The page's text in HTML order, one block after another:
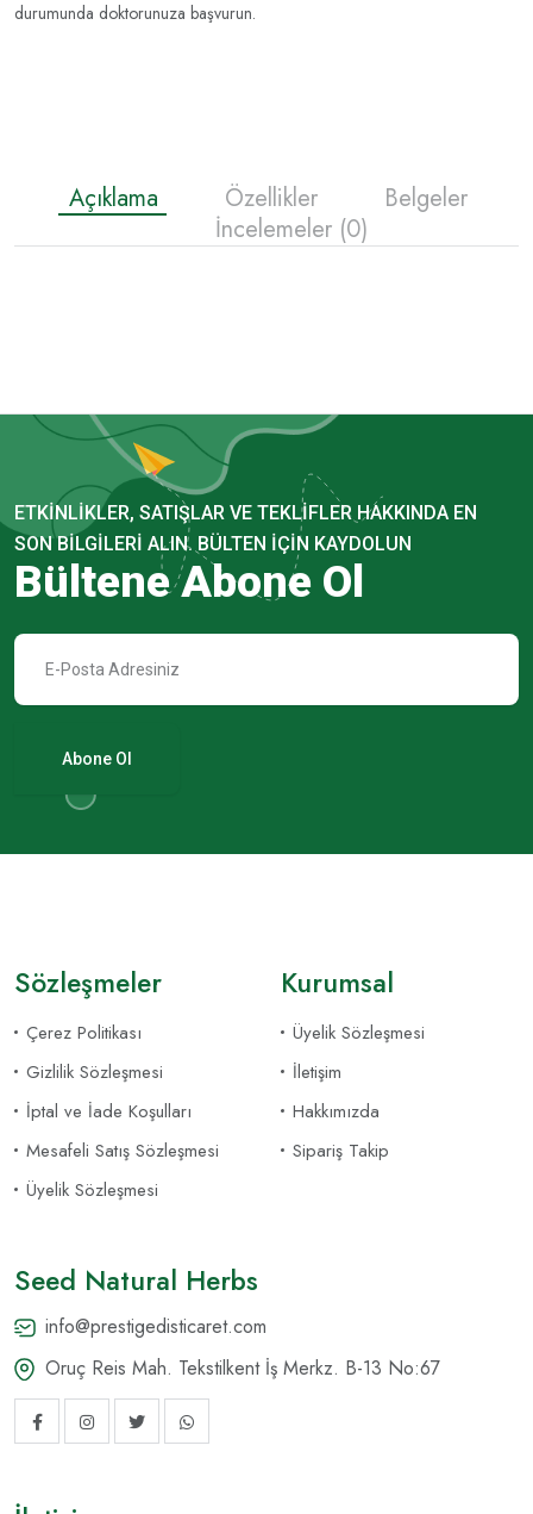
durumunda doktorunuza başvurun.
Açıklama Özellikler
Belgeler
İncelemeler (0)
ETKINLIKLER, SATIŞLAR VE TEKLIFLER HAKKINDA EN
SON BILGILERI ALIN. BÜLTEN IÇIN KAYDOLUN
Bültene Abone Ol
Abone Ol
Sözleşmeler
Çerez Politikası
Gizlilik Sözleşmesi
İptal ve İade Koşulları
Mesafeli Satış Sözleşmesi
Üyelik Sözleşmesi
Kurumsal
Üyelik Sözleşmesi
İletişim
Hakkımızda
Sipariş Takip
Seed Natural Herbs
info@prestigedisticaret.com
Oruç Reis Mah. Tekstilkent İş Merkz. B-13 No:67